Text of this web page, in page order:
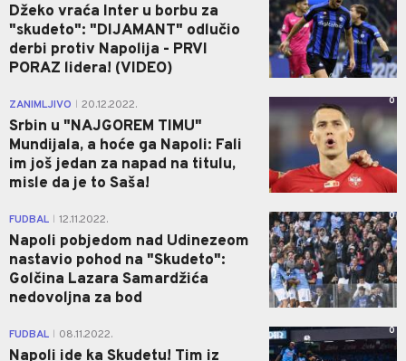
Džeko vraća Inter u borbu za
"skudeto": "DIJAMANT" odlučio
derbi protiv Napolija - PRVI
PORAZ lidera! (VIDEO)
ZANIMLJIVO 20.12.2022.
Srbin u "NAJGOREM TIMU"
Mundijala, a hoće ga Napoli: Fali
im još jedan za napad na titulu,
misle da je to Saša!
0
FUDBAL 12.11.2022.
Napoli pobjedom nad Udinezeom
nastavio pohod na "Skudeto":
Golčina Lazara Samardžića
nedovoljna za bod
0
FUDBAL 08.11.2022.
Napoli ide ka Skudetu! Tim iz
0